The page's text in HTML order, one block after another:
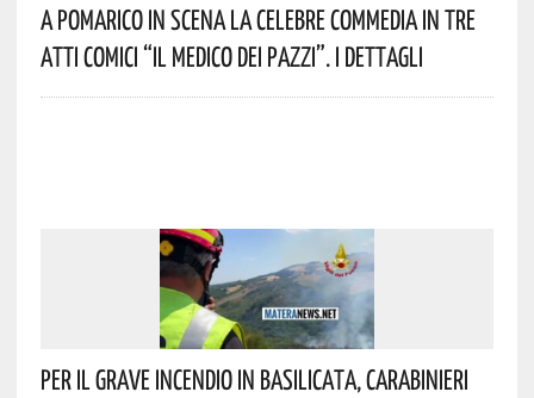
A Pomarico In Scena La Celebre Commedia In Tre
Atti Comici “Il Medico Dei Pazzi”. I Dettagli
Per Il Grave Incendio In Basilicata, Carabinieri